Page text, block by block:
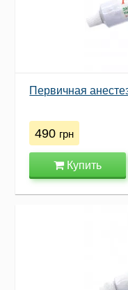
Первичная
490 грн
Купить